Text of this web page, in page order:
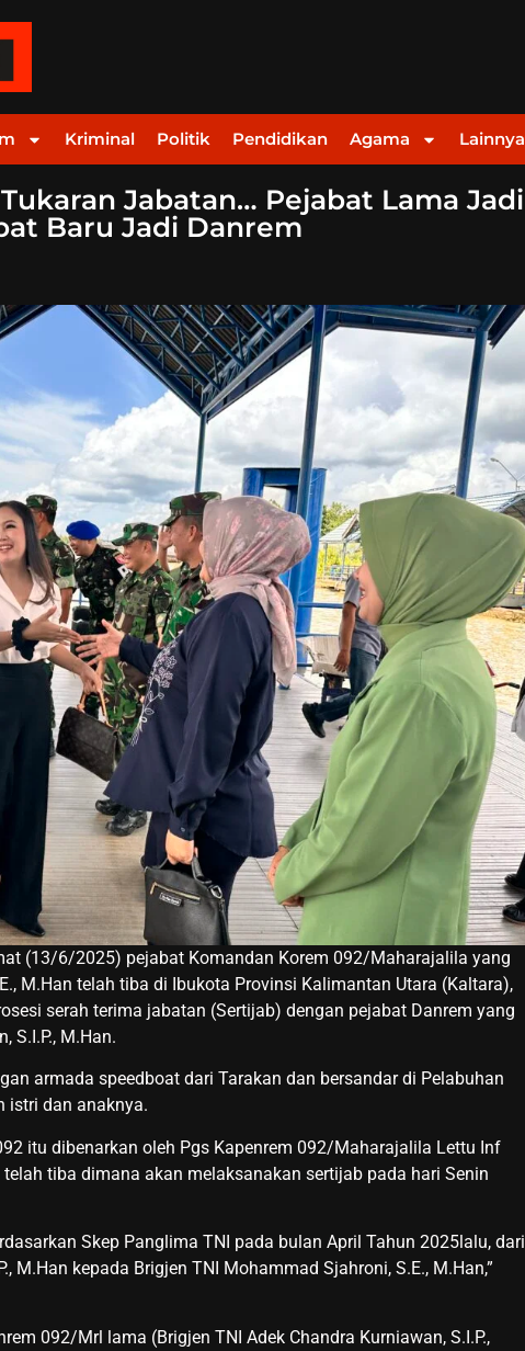
Kriminal Politik Pendidikan Agama Lainnya
Jabatan… Pejabat Lama Jadi
Baru Jadi Danrem
(13/6/2025) pejabat Komandan Korem 092/Maharajalila yang
M.Han telah tiba di Ibukota Provinsi Kalimantan Utara (Kaltara),
serah terima jabatan (Sertijab) dengan pejabat Danrem yang
S.I.P., M.Han.
armada speedboat dari Tarakan dan bersandar di Pelabuhan
istri dan anaknya.
itu dibenarkan oleh Pgs Kapenrem 092/Maharajalila Lettu Inf
tiba dimana akan melaksanakan sertijab pada hari Senin
Skep Panglima TNI pada bulan April Tahun 2025lalu, dari
M.Han kepada Brigjen TNI Mohammad Sjahroni, S.E., M.Han,”
092/Mrl lama (Brigjen TNI Adek Chandra Kurniawan, S.I.P.,